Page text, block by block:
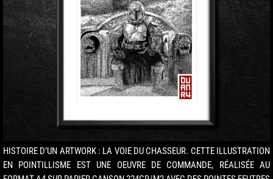
HISTOIRE D’UN ARTWORK : LA VOIE DU CHASSEUR. CETTE ILLUSTRATION
EN POINTILLISME EST UNE OEUVRE DE COMMANDE, RÉALISÉE AU